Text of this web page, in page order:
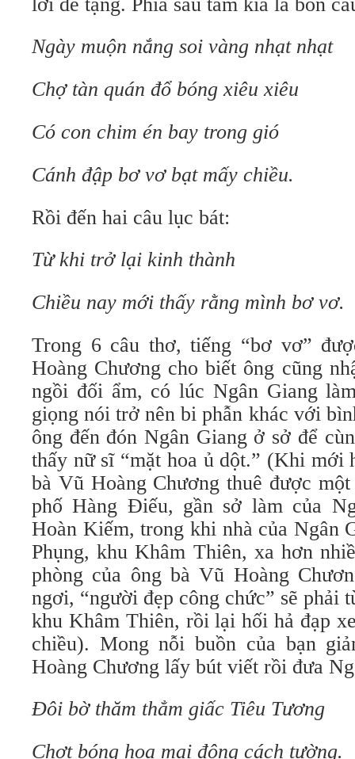
Ngày muộn nắng soi vàng nhạt nhạt
Chợ tàn quán đổ bóng xiêu xiêu
Có con chim én bay trong gió
Cánh đập bơ vơ bạt mấy chiều.
Rồi đến hai câu lục bát:
Từ khi trở lại kinh thành
Chiều nay mới thấy rằng mình bơ vơ.
Trong 6 câu thơ, tiếng “bơ vơ”
Hoàng Chương cho biết ông cũng
ngồi đối ẩm, có lúc Ngân Giang
giọng nói trở nên bi phẫn khác với
ông đến đón Ngân Giang ở sở để
thấy nữ sĩ “mặt hoa ủ dột.” (Khi mới
bà Vũ Hoàng Chương thuê được
phố Hàng Điếu, gần sở làm của
Hoàn Kiếm, trong khi nhà của Ngân
Phụng, khu Khâm Thiên, xa hơn
phòng của ông bà Vũ Hoàng
ngơi, “người đẹp công chức” sẽ phải
khu Khâm Thiên, rồi lại hối hả đạp
chiều). Mong nỗi buồn của bạn
Hoàng Chương lấy bút viết rồi đưa
Đôi bờ thăm thẳm giấc Tiêu Tương
Chợt bóng hoa mai động cách tường.